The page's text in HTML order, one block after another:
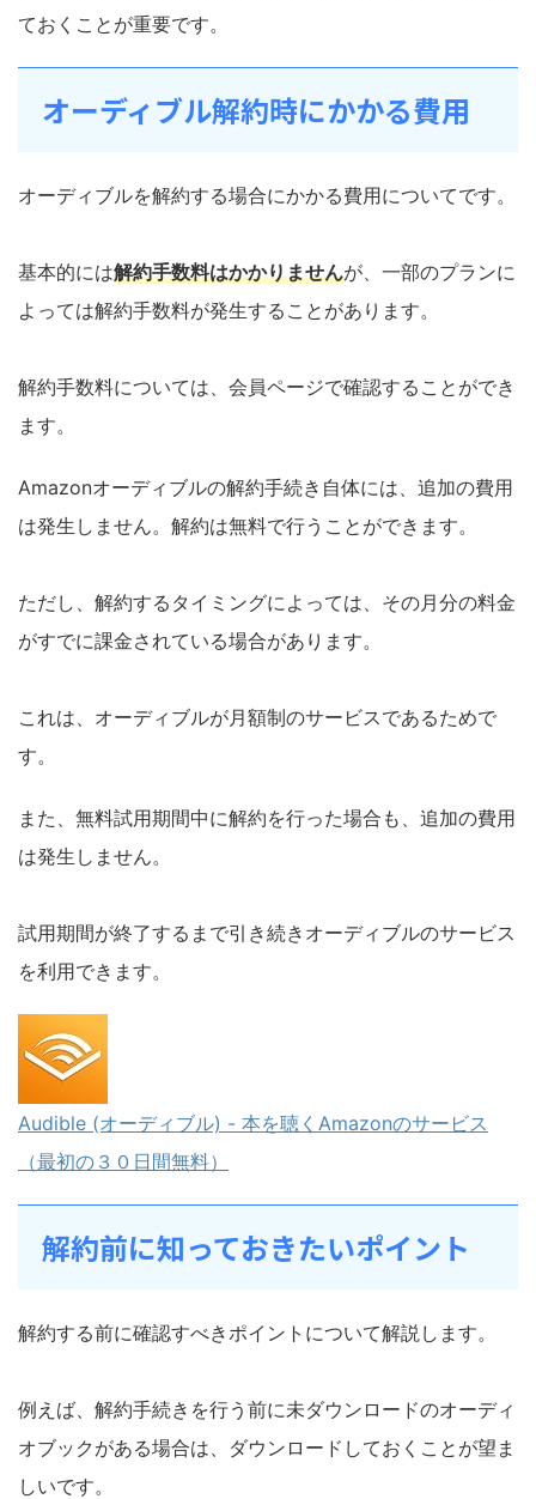
ておくことが重要です。
オーディブル解約時にかかる費用
オーディブルを解約する場合にかかる費用についてです。
基本的には解約手数料はかかりませんが、一部のプランに
よっては解約手数料が発生することがあります。
解約手数料については、会員ページで確認することができ
ます。
Amazonオーディブルの解約手続き自体には、追加の費用
は発生しません。解約は無料で行うことができます。
ただし、解約するタイミングによっては、その月分の料金
がすでに課金されている場合があります。
これは、オーディブルが月額制のサービスであるためで
す。
また、無料試用期間中に解約を行った場合も、追加の費用
は発生しません。
試用期間が終了するまで引き続きオーディブルのサービス
を利用できます。
Audible (オーディブル) - 本を聴くAmazonのサービス
（最初の３０日間無料）
解約前に知っておきたいポイント
解約する前に確認すべきポイントについて解説します。
例えば、解約手続きを行う前に未ダウンロードのオーディ
オブックがある場合は、ダウンロードしておくことが望ま
しいです。